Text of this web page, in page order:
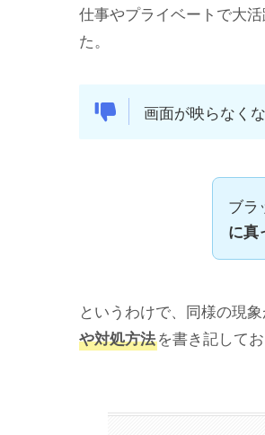
仕事やプライベートで大
た。
画面が映らなく
ブラ
に真
というわけで、同様の現
や対処方法を書き記して